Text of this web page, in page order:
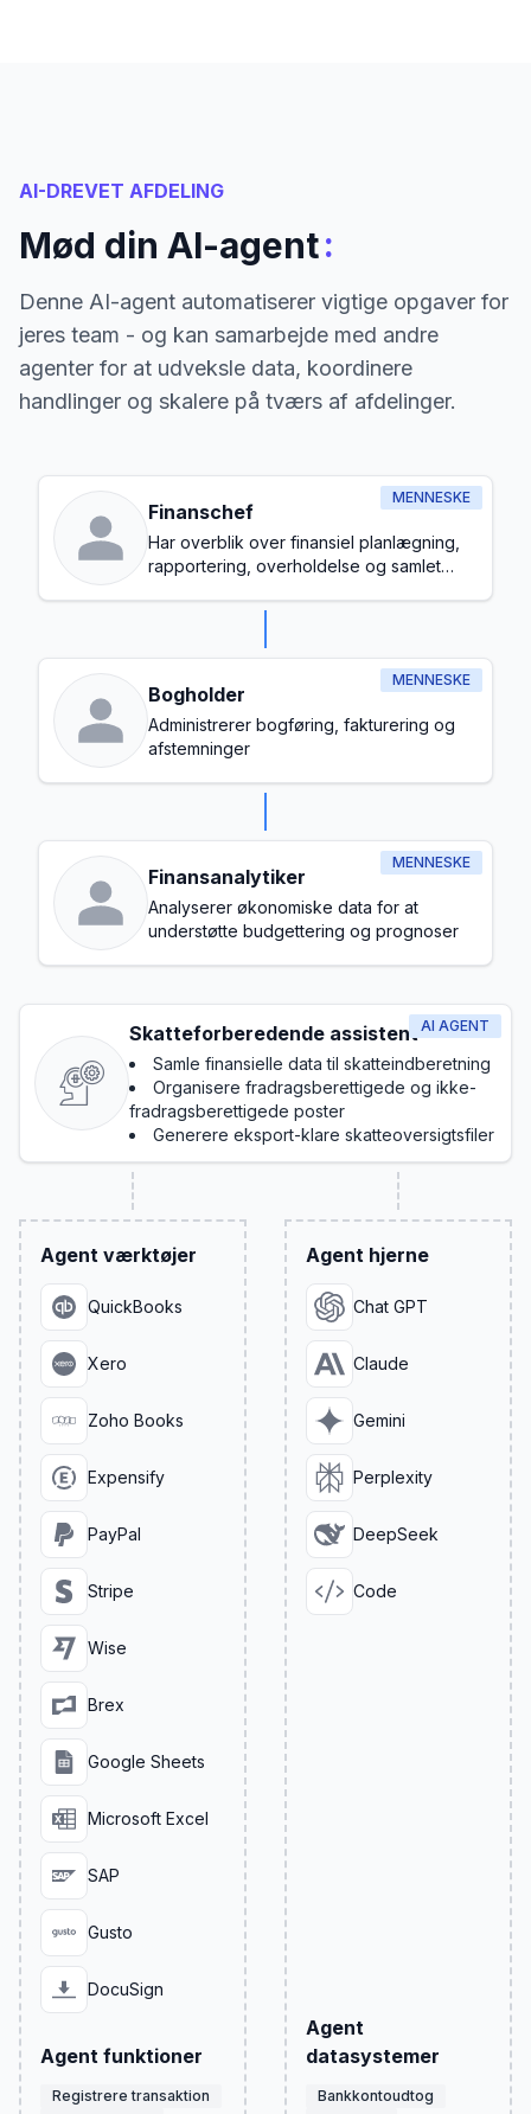
AI-DREVET AFDELING
Mød din AI-agent:
Denne AI-agent automatiserer vigtige opgaver for
jeres team - og kan samarbejde med andre
agenter for at udveksle data, koordinere
handlinger og skalere på tværs af afdelinger.
MENNESKE
Finanschef
Har overblik over finansiel planlægning,
rapportering, overholdelse og samlet
MENNESKE
Bogholder
Administrerer bogføring, fakturering og
afstemninger
MENNESKE
Finansanalytiker
Analyserer økonomiske data for at
understøtte budgettering og prognoser
AI AGENT
Skatteforberedende assistent
Samle finansielle data til skatteindberetning
Organisere fradragsberettigede og ikke-
fradragsberettigede poster
Generere eksport-klare skatteoversigtsfiler
Agent værktøjer
QuickBooks
Xero
Zoho Books
Expensify
PayPal
Stripe
Wise
Brex
Google Sheets
Microsoft Excel
SAP
Gusto
DocuSign
Agent funktioner
Registrere transaktion
Agent hjerne
Chat GPT
Claude
Gemini
Perplexity
DeepSeek
Code
Agent
datasystemer
Bankkontoudtog